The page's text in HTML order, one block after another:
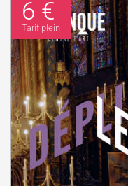
6 €
Tarif plein